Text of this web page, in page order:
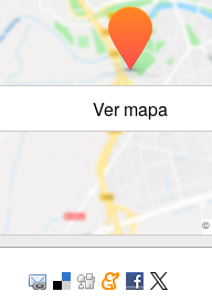
Ver mapa
©